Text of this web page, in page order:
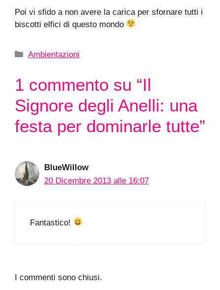
Poi vi sfido a non avere la carica per sfornare tutti i
biscotti elfici di questo mondo
Categorie
Ambientazioni
1 commento su “Il
Signore degli Anelli: una
festa per dominarle tutte”
BlueWillow
20 Dicembre 2013 alle 16:07
Fantastico!
I commenti sono chiusi.